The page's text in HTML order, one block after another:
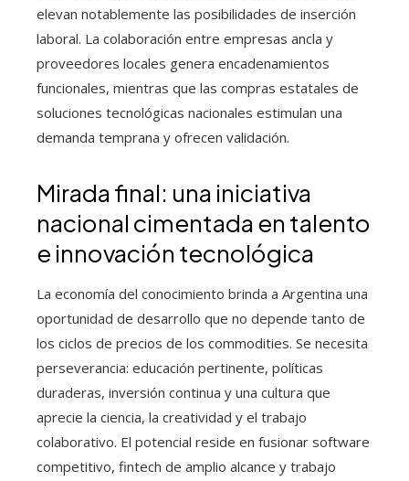
elevan notablemente las posibilidades de inserción
laboral. La colaboración entre empresas ancla y
proveedores locales genera encadenamientos
funcionales, mientras que las compras estatales de
soluciones tecnológicas nacionales estimulan una
demanda temprana y ofrecen validación.
Mirada final: una iniciativa
nacional cimentada en talento
e innovación tecnológica
La economía del conocimiento brinda a Argentina una
oportunidad de desarrollo que no depende tanto de
los ciclos de precios de los commodities. Se necesita
perseverancia: educación pertinente, políticas
duraderas, inversión continua y una cultura que
aprecie la ciencia, la creatividad y el trabajo
colaborativo. El potencial reside en fusionar software
competitivo, fintech de amplio alcance y trabajo